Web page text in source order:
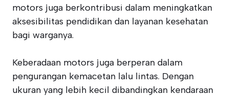
motors juga berkontribusi dalam meningkatkan
aksesibilitas pendidikan dan layanan kesehatan
bagi warganya.
Keberadaan motors juga berperan dalam
pengurangan kemacetan lalu lintas. Dengan
ukuran yang lebih kecil dibandingkan kendaraan